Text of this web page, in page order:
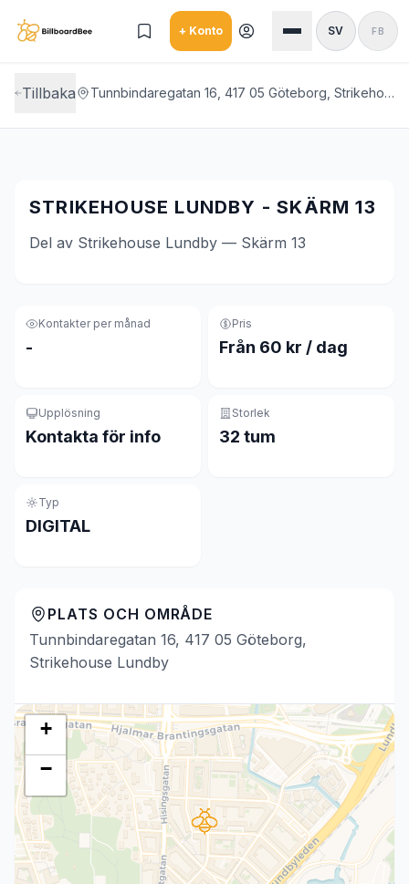
+ Konto SV FB
Tillbaka Tunnbindaregatan 16, 417 05 Göteborg, Strikehouse Lundby
STRIKEHOUSE LUNDBY - SKÄRM 13
Del av Strikehouse Lundby — Skärm 13
Kontakter per månad
-
Pris
Från 60 kr / dag
Upplösning
Kontakta för info
Storlek
32 tum
Typ
DIGITAL
PLATS OCH OMRÅDE
Tunnbindaregatan 16, 417 05 Göteborg,
Strikehouse Lundby
+
−